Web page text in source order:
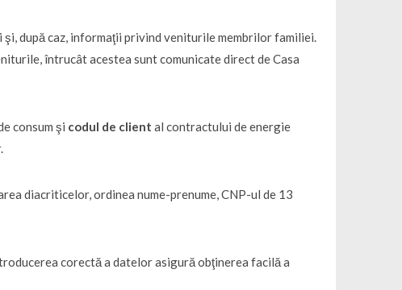
după caz, informaţii privind veniturile membrilor familiei.
întrucât acestea sunt comunicate direct de Casa
consum şi codul de client al contractului de energie
diacriticelor, ordinea nume-prenume, CNP-ul de 13
corectă a datelor asigură obţinerea facilă a